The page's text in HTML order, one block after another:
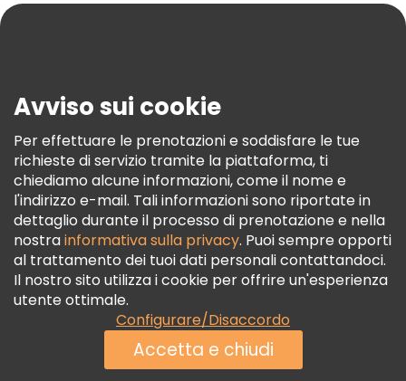
Termini E Condizioni
Informativa Sui Cookie
Freetour Premi
Programma Di Fidelizzazione
Avviso sui cookie
Per effettuare le prenotazioni e soddisfare le tue
richieste di servizio tramite la piattaforma, ti
chiediamo alcune informazioni, come il nome e
l'indirizzo e-mail. Tali informazioni sono riportate in
dettaglio durante il processo di prenotazione e nella
nostrainformativa sulla privacy. Puoi sempre opporti
al trattamento dei tuoi dati personali contattandoci.
Il nostro sito utilizza i cookie per offrire un'esperienza
utente ottimale.
Configurare/Disaccordo
Accetta e chiudi